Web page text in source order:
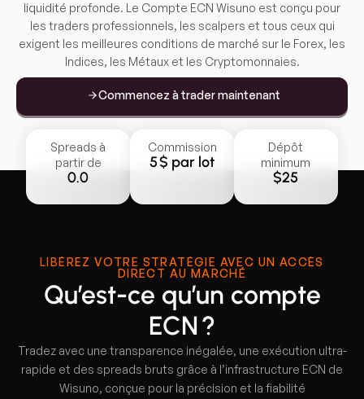
liquidité profonde. Le Compte ECN Wisuno est conçu pour
les traders professionnels, les scalpers et tous ceux qui
exigent les meilleures conditions de marché sur le Forex, les
Indices, les Métaux et les Cryptomonnaies.
Commencez à trader maintenant
Spreads à
partir de
0.0
Commission
5 $ par lot
Dépôt
minimum
$25
LIBÉREZ VOTRE STRATÉGIE AVEC UN ACCÈS
DIRECT AU MARCHÉ
Qu’est-ce qu’un compte
ECN ?
Tradez avec une transparence inégalée, une exécution ultra-
rapide et des spreads bruts grâce à l’infrastructure ECN de
Wisuno, conçue pour la précision et la fiabilité